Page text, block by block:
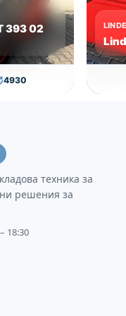
393 02
4930
употреба
LINDE
техника за
решения за
18:30